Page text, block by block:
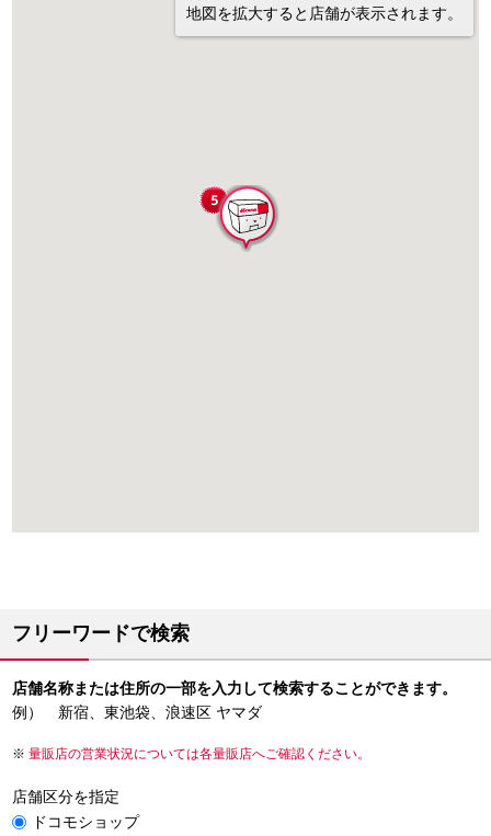
地図を拡大すると店舗が表示されます。
フリーワードで検索
店舗名称または住所の一部を入力して検索することができます。
例） 新宿、東池袋、浪速区 ヤマダ
量販店の営業状況については各量販店へご確認ください。
店舗区分を指定
ドコモショップ